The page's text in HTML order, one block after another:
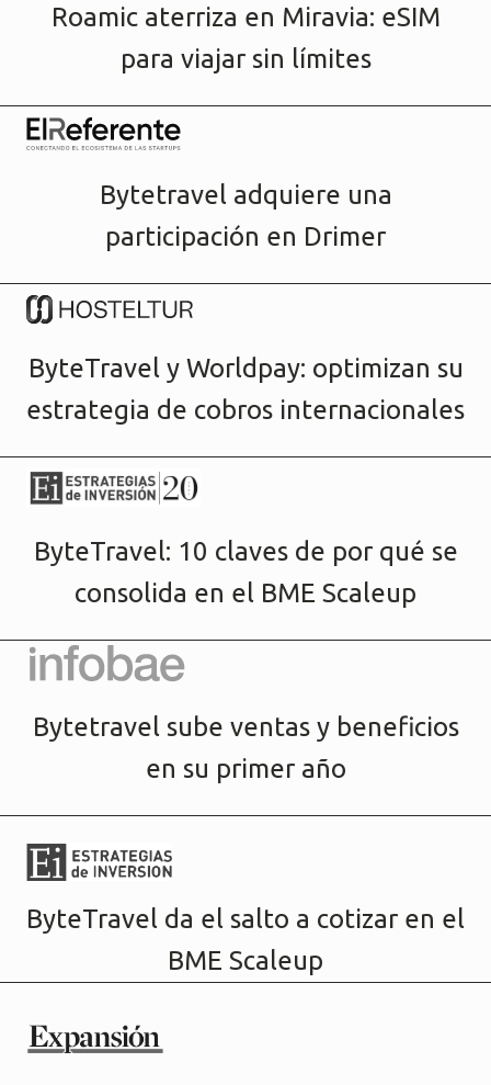
Roamic aterriza en Miravia: eSIM
para viajar sin límites
Bytetravel adquiere una
participación en Drimer
ByteTravel y Worldpay: optimizan su
estrategia de cobros internacionales
ByteTravel: 10 claves de por qué se
consolida en el BME Scaleup
Bytetravel sube ventas y beneficios
en su primer año
ByteTravel da el salto a cotizar en el
BME Scaleup